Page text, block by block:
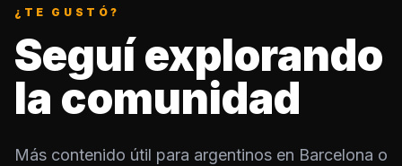
¿TE GUSTÓ?
Seguí explorando
la comunidad
Más contenido útil para argentinos en Barcelona o